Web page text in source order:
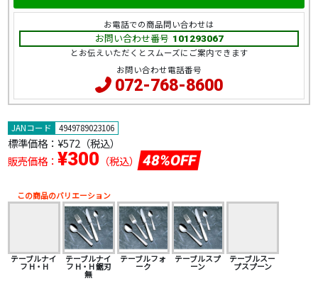
JANコード 4949789023106
標準価格： ¥572（税込）
販売価格： ¥300 （税込） 48%OFF
この商品のバリエーション
テーブルナイ
フ H・H
テーブルナイ
フ H・H 鋸刃
無
テーブルフォ
ーク
テーブルスプ
ーン
テーブルスー
プスプーン
お電話での商品問い合わせは
お問い合わせ番号 101293067
とお伝えいただくとスムーズにご案内できます
お問い合わせ電話番号
072-768-8600